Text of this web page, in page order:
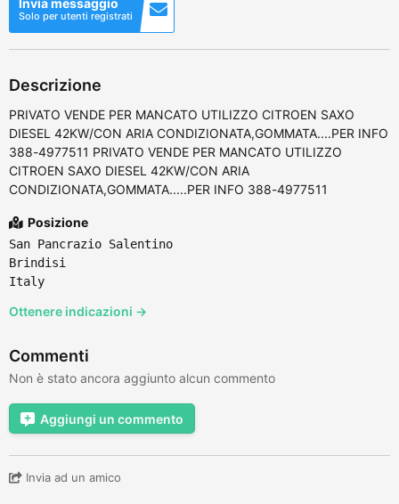
Solo per utenti registrati
Descrizione
PRIVATO VENDE PER MANCATO UTILIZZO CITROEN SAXO
DIESEL 42KW/CON ARIA CONDIZIONATA,GOMMATA....PER INFO
388-4977511 PRIVATO VENDE PER MANCATO UTILIZZO
CITROEN SAXO DIESEL 42KW/CON ARIA
CONDIZIONATA,GOMMATA.....PER INFO 388-4977511
Posizione
San Pancrazio Salentino
Brindisi
Italy
Ottenere indicazioni →
Commenti
Non è stato ancora aggiunto alcun commento
Aggiungi un commento
Invia ad un amico